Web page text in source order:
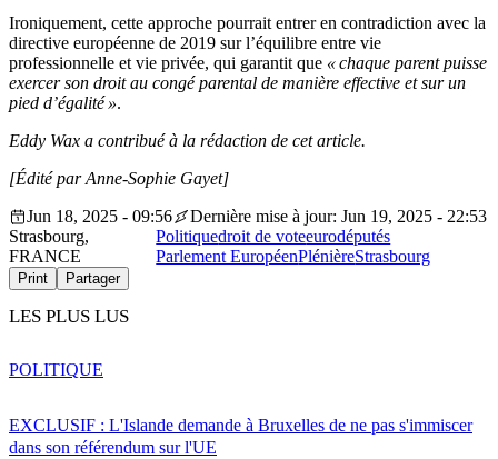
Ironiquement, cette approche pourrait entrer en contradiction avec la
directive européenne de 2019 sur l’équilibre entre vie
professionnelle et vie privée, qui garantit que « chaque parent puisse
exercer son droit au congé parental de manière effective et sur un
pied d’égalité ».
Eddy Wax a contribué à la rédaction de cet article.
[Édité par Anne-Sophie Gayet]
Jun 18, 2025 - 09:56
Dernière mise à jour: Jun 19, 2025 - 22:53
Strasbourg,
FRANCE
Politiquedroit de voteeurodéputés
Parlement EuropéenPlénièreStrasbourg
Print Partager
LES PLUS LUS
EXCLUSIF : L'Islande demande à Bruxelles de ne pas s'immiscer
dans son référendum sur l'UE
POLITIQUE